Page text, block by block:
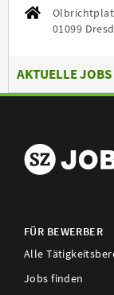
01099
AKTUELLE JOBS
FÜR BEWERBER
Alle
Jobs finden